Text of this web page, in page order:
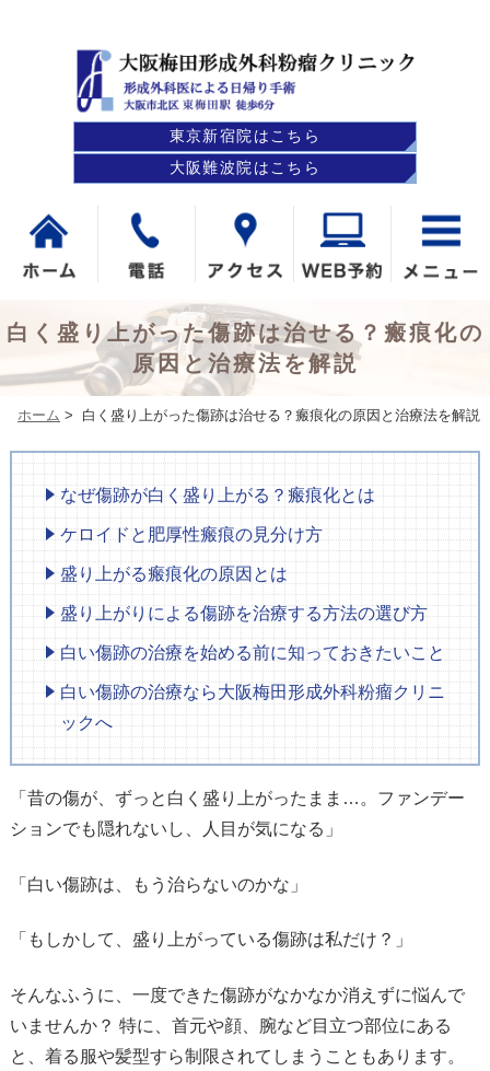
東京新宿院はこちら
大阪難波院はこちら
白く盛り上がった傷跡は治せる？瘢痕化の
原因と治療法を解説
ホーム > 白く盛り上がった傷跡は治せる？瘢痕化の原因と治療法を解説
なぜ傷跡が白く盛り上がる？瘢痕化とは
ケロイドと肥厚性瘢痕の見分け方
盛り上がる瘢痕化の原因とは
盛り上がりによる傷跡を治療する方法の選び方
白い傷跡の治療を始める前に知っておきたいこと
白い傷跡の治療なら大阪梅田形成外科粉瘤クリニ
ックへ
「昔の傷が、ずっと白く盛り上がったまま…。ファンデー
ションでも隠れないし、人目が気になる」
「白い傷跡は、もう治らないのかな」
「もしかして、盛り上がっている傷跡は私だけ？」
そんなふうに、一度できた傷跡がなかなか消えずに悩んで
いませんか？ 特に、首元や顔、腕など目立つ部位にある
と、着る服や髪型すら制限されてしまうこともあります。